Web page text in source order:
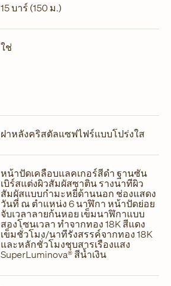
15 บาร์ (150 ม.)
ใช่
ฝาหลังคริสตัลแซฟไฟร์แบบโปร่งใส
หน้าปัดเคลือบแลคเกอร์สีดำ ฐานซัน
เบิร์สแต่งผิวสัมผัสซาติน รางนาทีผิว
สัมผัสแบบกำมะหยี่ด้านนอก ช่องแสดง
วันที่ ณ ตำแหน่ง 6 นาฬิกา หน้าปัดย่อย
จับเวลาลายก้นหอย เข็มนาฬิกาแบบ
สองโซนเวลา ทำจากทอง 18K สีแดง
เข็มชั่วโมง/นาทีรังสรรค์จากทอง 18K
และหลักชั่วโมงชุบสารเรืองแสง
SuperLuminova® สีน้ำเงิน